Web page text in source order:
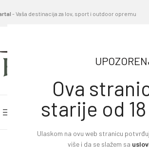
Ova
starije od
Ulaskom na ovu web stranicu
više i da se slažem sa
- Vaša destinacija za lov, sport i outdoor opremu
PRETRAŽITE KATEGORIJE
Home »Proizvodi »Lovački